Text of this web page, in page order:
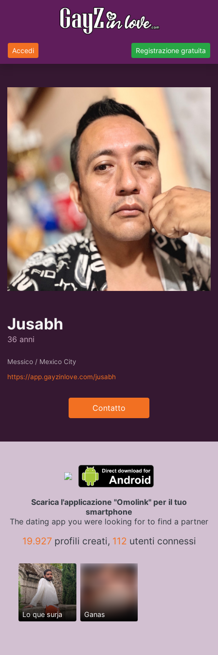
Accedi Registrazione gratuita
Jusabh
36 anni
Messico / Mexico City
https://app.gayzinlove.com/jusabh
Contatto
Scarica l'applicazione "Omolink" per il tuo
smartphone
The dating app you were looking for to find a partner
19.927 profili creati, 112 utenti connessi
Lo que surja Ganas